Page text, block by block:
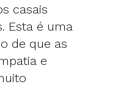
casais
Esta é uma
de que as
e